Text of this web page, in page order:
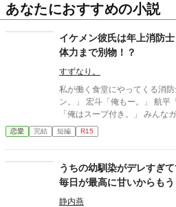
あなたにおすすめの小説
イケメン彼氏は年上消防
体力まで別物！？
すずなり。
私が働く食堂にやってくる消防士さんたち。
ン。」 宏斗「俺もー。」 航平「俺、から揚げつけてー。」 優弥
「俺はスープ付き。」 みんなガタイがよく、男前。 ひなた「はー
いっ。ちょっと待ってくださいねーっ。」 慌た
ると、私の仕事は終わる。 終わった後、私は行かなきゃいけない
ー。」 保育園に迎えに行かなきゃいけない子、『太陽』。 私は子
供と一緒に・・・暮らしてる。 ーーーーーーーーーーーーーーー
ー 翔馬「おいおい嘘だろ？」 宏斗「子供・・・いたんだ・・。」
航平「いくつん時の子だよ・・・・。」 優弥「マ
恋愛 完結 短編 R15
うちの幼馴染がデレすぎ
毎日が最高に甘いからも
静内燕